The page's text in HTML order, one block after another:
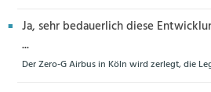
Ja, sehr bedauerlich diese
...
Der Zero-G Airbus in Köln wird zerlegt, die